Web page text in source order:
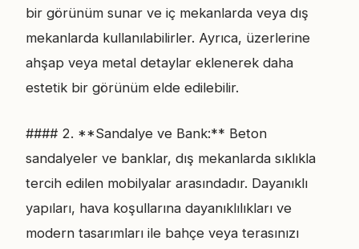
bir görünüm sunar ve iç mekanlarda veya dış
mekanlarda kullanılabilirler. Ayrıca, üzerlerine
ahşap veya metal detaylar eklenerek daha
estetik bir görünüm elde edilebilir.
#### 2. **Sandalye ve Bank:** Beton
sandalyeler ve banklar, dış mekanlarda sıklıkla
tercih edilen mobilyalar arasındadır. Dayanıklı
yapıları, hava koşullarına dayanıklılıkları ve
modern tasarımları ile bahçe veya terasınızı